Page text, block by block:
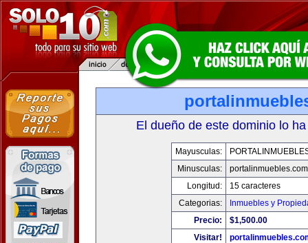
El dueño de este dominio lo
Mayusculas:
Minusculas:
portalinmuebles.com
Longitud:
15 caracteres
Categorias:
Inmuebles y
Precio:
$1,500.00
Visitar!